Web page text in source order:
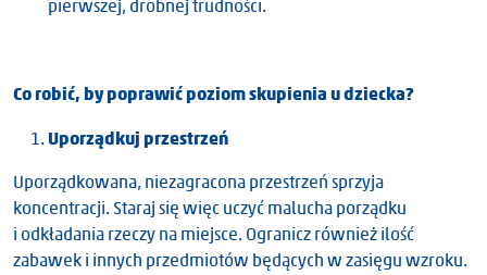
pierwszej, drobnej trudności.
Co robić, by poprawić poziom skupienia u dziecka?
Uporządkuj przestrzeń
Uporządkowana, niezagracona przestrzeń sprzyja
koncentracji. Staraj się więc uczyć malucha porządku
i odkładania rzeczy na miejsce. Ogranicz również ilość
zabawek i innych przedmiotów będących w zasięgu wzroku.